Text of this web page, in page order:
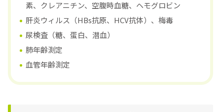
素、クレアニチン、空腹時血糖、ヘモグロビン
肝炎ウィルス（HBs抗原、HCV抗体）、梅毒
尿検査（糖、蛋白、潜血）
肺年齢測定
血管年齢測定